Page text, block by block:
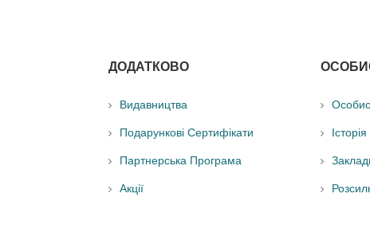
ДОДАТКОВО
Видавництва
Подарункові Сертифікати
Партнерська Програма
Акції